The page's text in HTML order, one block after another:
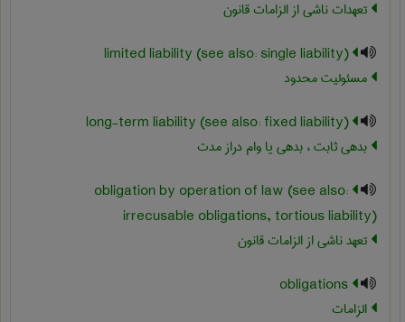
تعهدات ناشی از الزامات قانون
limited liability (see also: single liability)
مسئولیت محدود
long-term liability (see also: fixed liability)
بدهی ثابت ، بدهی یا وام دراز مدت
obligation by operation of law (see also:
irrecusable obligations, tortious liability)
تعهد ناشی از الزامات قانون
الزامات